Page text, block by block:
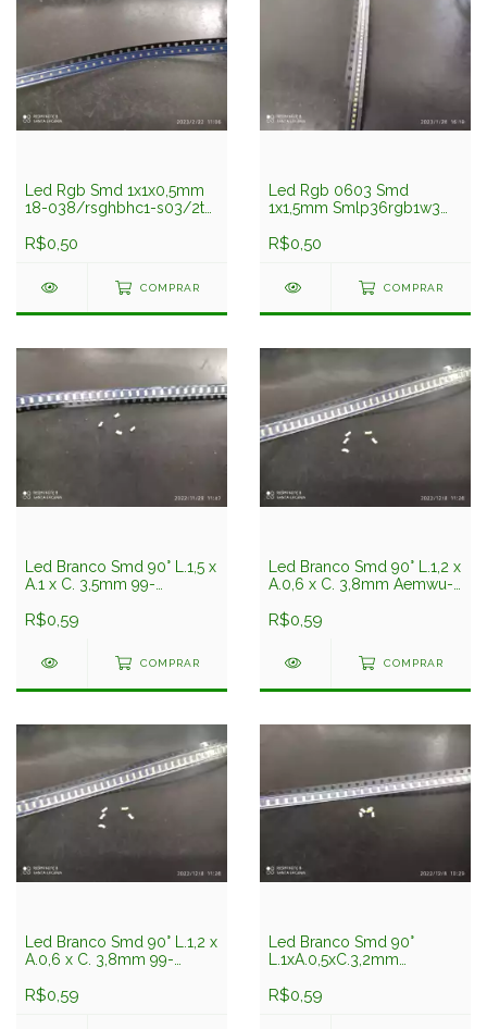
Led Rgb Smd 1x1x0,5mm
18-038/rsghbhc1-s03/2t
R$0,50
COMPRAR
Led Rgb 0603 Smd
1x1,5mm Smlp36rgb1w3
R$0,50
COMPRAR
Led Branco Smd 90° L.1,5 x
A.1 x C. 3,5mm 99-
Everlight
R$0,59
COMPRAR
Led Branco Smd 90° L.1,2 x
A.0,6 x C. 3,8mm Aemwu-
R$0,59
COMPRAR
Led Branco Smd 90° L.1,2 x
A.0,6 x C. 3,8mm 99-
Everlight
R$0,59
Led Branco Smd 90°
L.1xA.0,5xC.3,2mm
R$0,59